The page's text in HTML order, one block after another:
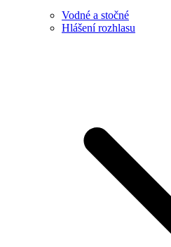
Vodné a stočné
Hlášení rozhlasu